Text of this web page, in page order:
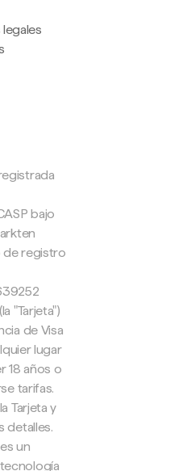
bajo
de registro
"Tarjeta")
de Visa
lugar
18 años o
tarifas.
Tarjeta y
detalles.
un